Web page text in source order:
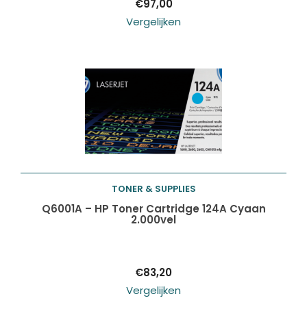
€97,00
Vergelijken
Toevoegen aan
TONER & SUPPLIES
Q6001A – HP Toner Cartridge 124A Cyaan
2.000vel
€83,20
Vergelijken